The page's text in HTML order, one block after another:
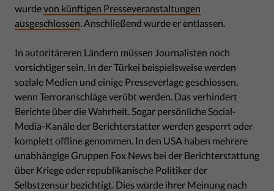
wurdevon künftigen Presseveranstaltungen
ausgeschlossen . Anschließend wurde er entlassen.
In autoritäreren Ländern müssen Journalisten noch
vorsichtiger sein. In der Türkei beispielsweise werden
soziale Medien und einige Presseverlage geschlossen,
wenn Terroranschläge verübt werden. Das verhindert
Berichte über die Wahrheit. Sogar persönliche Social-
Media-Kanäle der Berichterstatter werden gesperrt oder
komplett offline genommen. In den USA haben mehrere
unabhängige Gruppen Fox News bei der Berichterstattung
über Kriege oder republikanische Politiker der
Selbstzensur bezichtigt. Dies würde ihrer Meinung nach